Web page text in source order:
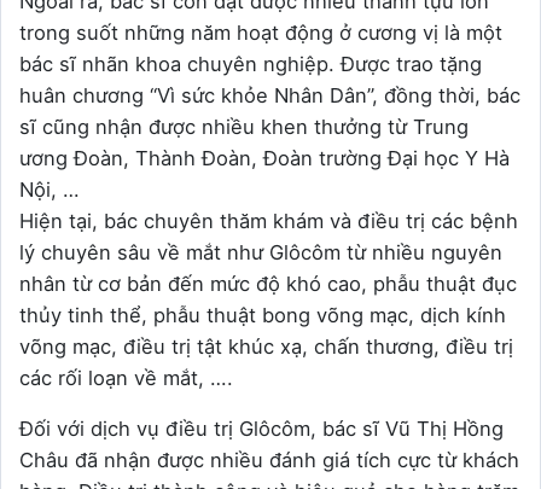
trong suốt những năm hoạt động ở cương vị là một
bác sĩ nhãn khoa chuyên nghiệp. Được trao tặng
huân chương “Vì sức khỏe Nhân Dân”, đồng thời, bác
sĩ cũng nhận được nhiều khen thưởng từ Trung
ương Đoàn, Thành Đoàn, Đoàn trường Đại học Y Hà
Nội, …
Hiện tại, bác chuyên thăm khám và điều trị các bệnh
lý chuyên sâu về mắt như Glôcôm từ nhiều nguyên
nhân từ cơ bản đến mức độ khó cao, phẫu thuật đục
thủy tinh thể, phẫu thuật bong võng mạc, dịch kính
võng mạc, điều trị tật khúc xạ, chấn thương, điều trị
các rối loạn về mắt, ….
Đối với dịch vụ điều trị Glôcôm, bác sĩ Vũ Thị Hồng
Châu đã nhận được nhiều đánh giá tích cực từ khách